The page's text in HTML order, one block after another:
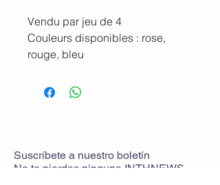
Vendu par jeu de 4
Couleurs disponibles : rose,
rouge, bleu
état
Suscríbete a nuestro boletín
No te pierdas ninguna INTHNEWS